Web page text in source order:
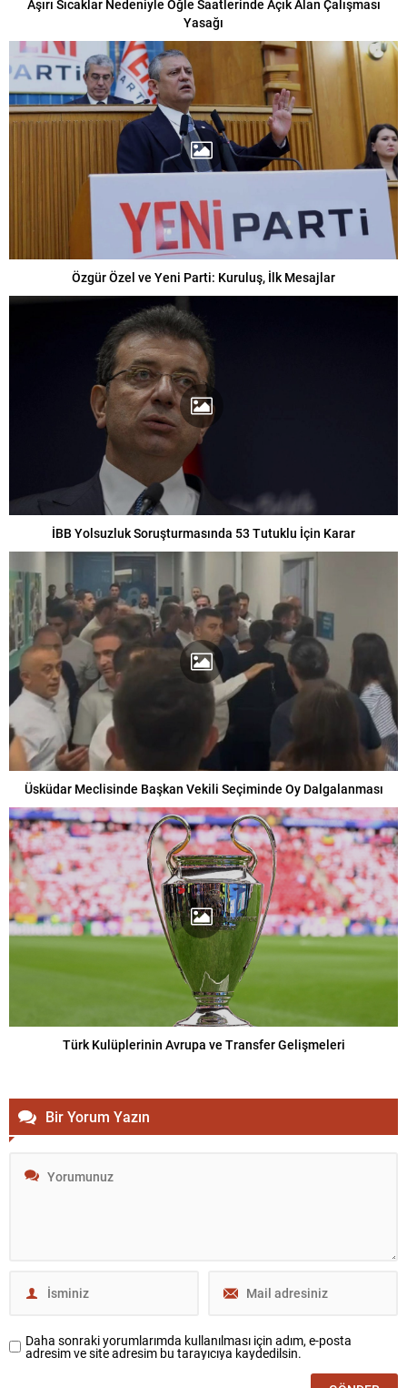
Aşırı Sıcaklar Nedeniyle Öğle Saatlerinde Açık Alan Çalışması
Yasağı
Özgür Özel ve Yeni Parti: Kuruluş, İlk Mesajlar
İBB Yolsuzluk Soruşturmasında 53 Tutuklu İçin Karar
Üsküdar Meclisinde Başkan Vekili Seçiminde Oy Dalgalanması
Türk Kulüplerinin Avrupa ve Transfer Gelişmeleri
Bir Yorum Yazın
Daha sonraki yorumlarımda kullanılması için adım, e-posta
adresim ve site adresim bu tarayıcıya kaydedilsin.